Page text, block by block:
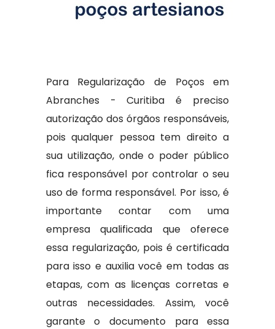
Para Regularização de Poços em
Abranches - Curitiba é preciso
autorização dos órgãos responsáveis,
pois qualquer pessoa tem direito a
sua utilização, onde o poder público
fica responsável por controlar o seu
uso de forma responsável. Por isso, é
importante contar com uma
empresa qualificada que oferece
essa regularização, pois é certificada
para isso e auxilia você em todas as
etapas, com as licenças corretas e
outras necessidades. Assim, você
garante o documento para essa